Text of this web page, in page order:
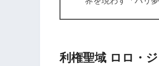
利権聖域 ロロ・